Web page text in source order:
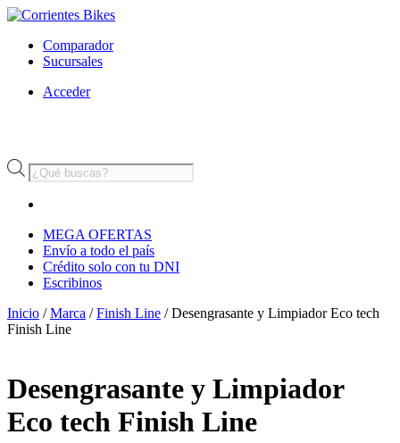
Comparador
Sucursales
Acceder
Búsqueda
de
MEGA OFERTAS
Envío a todo el país
Crédito solo con tu DNI
Escribinos
Inicio /Marca /Finish Line / Desengrasante y Limpiador Eco tech
Finish Line
Desengrasante y Limpiador
Eco tech Finish Line